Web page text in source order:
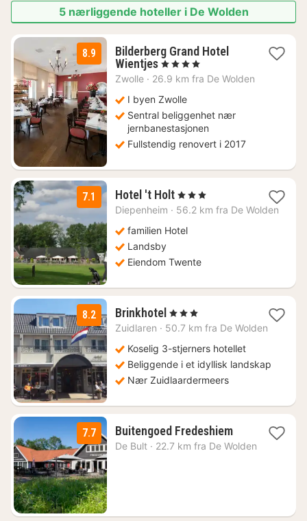
5 nærliggende hoteller i De Wolden
8.9
Bilderberg Grand Hotel
Wientjes1
natt
1408
kr.
, 4 Stjerner
Zwolle · 26.9 km fra De Wolden
I byen Zwolle
Sentral beliggenhet nær
jernbanestasjonen
Fullstendig renovert i 2017
7.1 Hotel 't Holt1
natt
1320
, 3 Stjerner
Diepenheim · 56.2 km fra De Wolden
familien Hotel
Landsby
Eiendom Twente
8.2 Brinkhotel 1
natt
1012
kr.
, 3 Stjerner
Zuidlaren · 50.7 km fra De Wolden
Koselig 3-stjerners hotellet
Beliggende i et idyllisk landskap
Nær Zuidlaardermeers
7.7 Buitengoed Fredeshiem1
natt
De Bult · 22.7 km fra De Wolden